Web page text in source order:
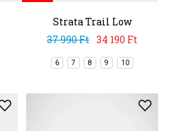
Strata Trail Low
37 990 Ft 34 190 Ft
6 7 8 9 10